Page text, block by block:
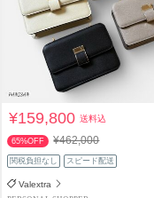
¥159,800送料込
65%OFF ¥462,000
関税負担なし スピード配送
Valextra